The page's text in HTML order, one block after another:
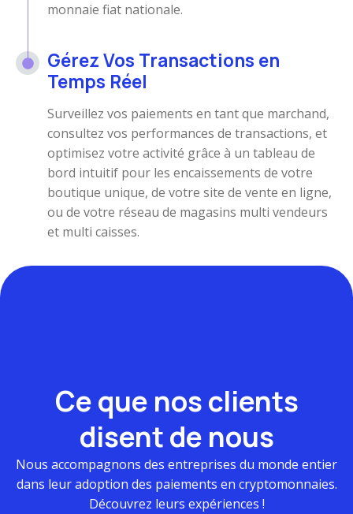
monnaie fiat nationale.
Gérez Vos Transactions en
Temps Réel
Surveillez vos paiements en tant que marchand,
consultez vos performances de transactions, et
optimisez votre activité grâce à un tableau de
bord intuitif pour les encaissements de votre
boutique unique, de votre site de vente en ligne,
ou de votre réseau de magasins multi vendeurs
et multi caisses.
Ce que nos clients
disent de nous
Nous accompagnons des entreprises du monde entier
dans leur adoption des paiements en cryptomonnaies.
Découvrez leurs expériences !